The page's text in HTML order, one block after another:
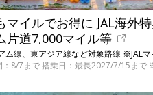
マイルでお得に JAL海外
片道7,000マイル等
ム線、東アジア線など対象路線 ※JAL
：8/7まで 搭乗日：最長2027/7/15まで